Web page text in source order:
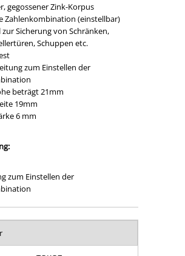
gegossener Zink-Korpus
Zahlenkombination (einstellbar)
Sicherung von Schränken,
Schuppen etc.
zum Einstellen der
beträgt 21mm
19mm
6 mm
zum Einstellen der